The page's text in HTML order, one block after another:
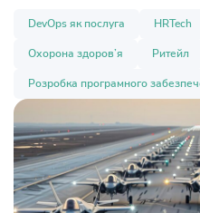
DevOps як послуга HRTech
Охорона здоров’я Ритейл
Розробка програмного